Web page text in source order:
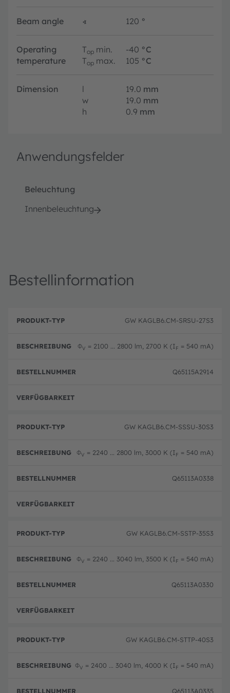
Beam angle ∢ 120 °
Operating
temperature
Top min. -40 °C
Top max. 105 °C
Dimension l 19.0 mm
w
19.0 mm
h
0.9 mm
Anwendungsfelder
Beleuchtung
Innenbeleuchtung
Bestellinformation
P
r
u
-
p
e
h
i
b
n
g
B
el
m
GW KAGLB6.CM-SRSU-27S3
ΦV = 2100 ... 2800 lm, 2700 K (IF = 540 mA)
Q65115A2914
GW KAGLB6.CM-SSSU-30S3
ΦV = 2240 ... 2800 lm, 3000 K (IF = 540 mA)
Q65113A0338
GW KAGLB6.CM-SSTP-35S3
ΦV = 2240 ... 3040 lm, 3500 K (IF = 540 mA)
Q65113A0330
GW KAGLB6.CM-STTP-40S3
ΦV = 2400 ... 3040 lm, 4000 K (IF = 540 mA)
Q65113A0335